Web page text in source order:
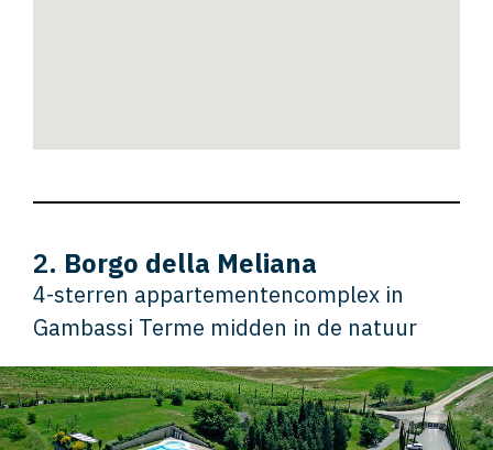
2. Borgo della Meliana
4-sterren appartementencomplex in
Gambassi Terme midden in de natuur